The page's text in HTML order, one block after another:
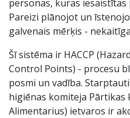
personas, kuras
Pareizi plānojot un
galvenais mērķis -
Šī sistēma ir HACCP
Control Points) - procesu
posmi un vadība.
higiēnas komiteja Pārtikas
Alimentarius) ietvaros ir